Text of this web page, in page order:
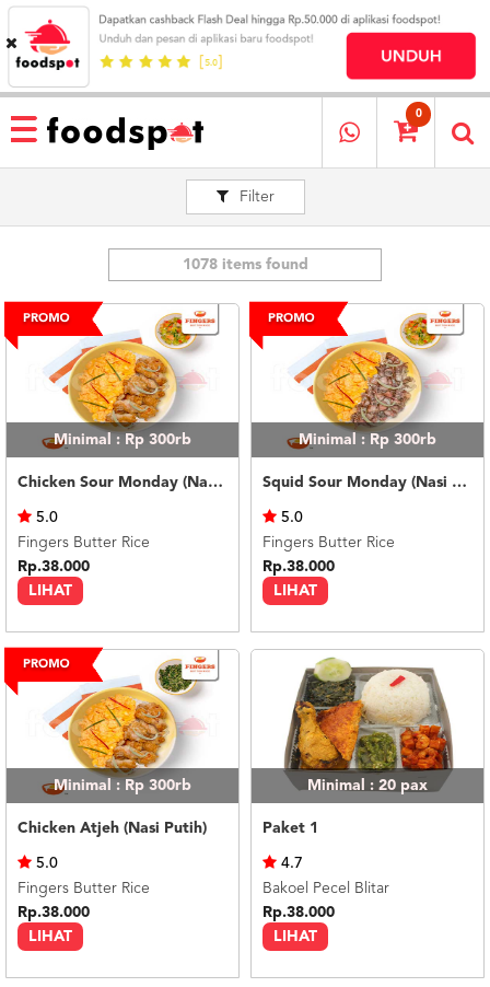
HOME
MENU
RESTAURANT
MEREKA
KATALOG
LOYALTY
PROGRAM
FAQ
ABOUT
BLOG
TERMS
CALL
CENTER
LOGIN
DAFTAR
0
Filter
1078 items found
Minimal : Rp 300rb
Chicken Sour Monday (Nasi Putih)
LIHAT
5.0
Fingers Butter Rice
Rp.38.000
Minimal : Rp 300rb
Squid Sour Monday (Nasi Putih)
LIHAT
5.0
Fingers Butter Rice
Rp.38.000
Minimal : Rp 300rb
Chicken Atjeh (Nasi Putih)
LIHAT
5.0
Fingers Butter Rice
Rp.38.000
Minimal : 20 pax
Paket 1
LIHAT
4.7
Bakoel Pecel Blitar
Rp.38.000